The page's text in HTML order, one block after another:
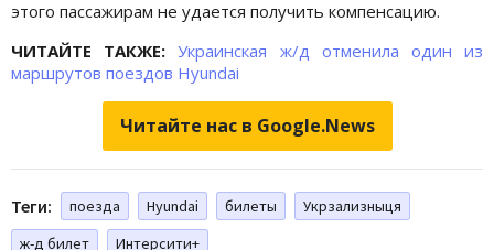
этого пассажирам не удается получить компенсацию.
ЧИТАЙТЕ ТАКЖЕ:Украинская ж/д отменила один из
маршрутов поездов Hyundai
Читайте нас в Google.News
Теги: поезда Hyundai билеты
Укрзализныця
ж-д билет
Интерсити+